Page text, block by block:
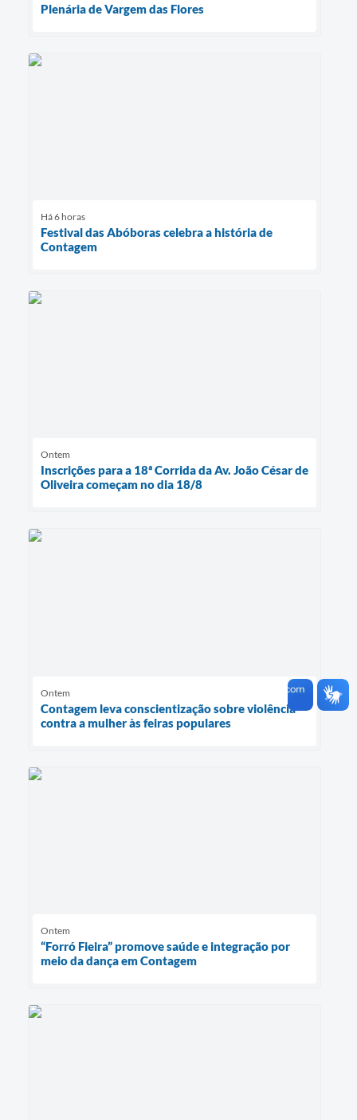
Plenária de Vargem das Flores
Há 6 horas
Festival das Abóboras celebra a história de
Contagem
Ontem
Inscrições para a 18ª Corrida da Av. João César de
Oliveira começam no dia 18/8
Ontem
Contagem leva conscientização sobre violência
contra a mulher às feiras populares
Ontem
“Forró Fieira” promove saúde e integração por
meio da dança em Contagem